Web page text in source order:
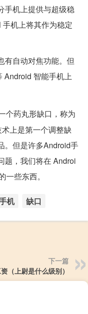
手机上提供与超级稳
机上将其作为稳定
有自动对焦功能。但
Android 智能手机上
个药丸形缺口，称为
上是第一个调整缺
。但是许多Android手
题，我们将在 Androi
些东西。
机 缺口
下一篇
（上尉是什么级别）